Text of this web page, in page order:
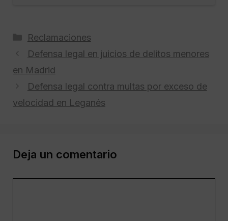
Categorías
Reclamaciones
Defensa legal en juicios de delitos menores
en Madrid
Defensa legal contra multas por exceso de
velocidad en Leganés
Deja un comentario